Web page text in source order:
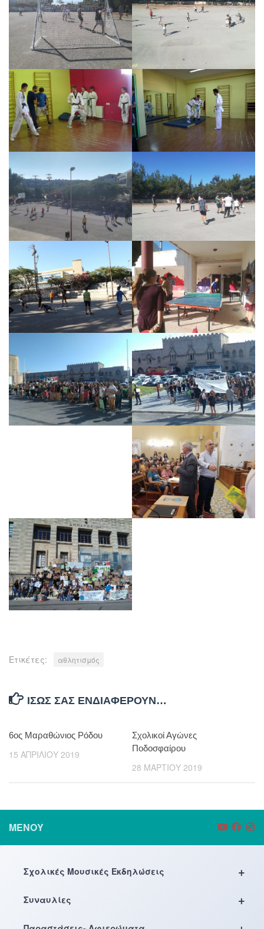
Ετικέτες: αθλητισμός
ΊΣΩΣ ΣΑΣ ΕΝΔΙΑΦΈΡΟΥΝ…
6ος Μαραθώνιος Ρόδου
15 ΑΠΡΙΛΊΟΥ 2019
Σχολικοί Αγώνες
Ποδοσφαίρου
28 ΜΑΡΤΊΟΥ 2019
ΜΕΝΟΎ
+
Σχολικές Μουσικές Εκδηλώσεις
+
Συναυλίες